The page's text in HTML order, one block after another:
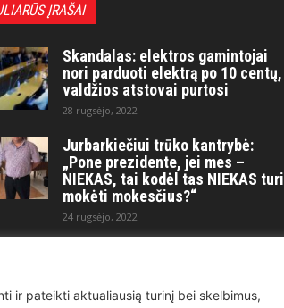
ir pateikti aktualiausią turinį bei skelbimus,
ĮRAŠAI
Skandalas: elektros gamintojai
nori parduoti elektrą po 10 centų,
valdžios atstovai purtosi
28 rugsėjo, 2022
Jurbarkiečiui trūko kantrybė:
„Pone prezidente, jei mes –
NIEKAS, tai kodėl tas NIEKAS turi
mokėti mokesčius?“
24 rugsėjo, 2022